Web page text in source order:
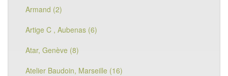
Armand (2)
Artige C , Aubenas (6)
Atar, Genève (8)
Atelier Baudoin, Marseille (16)